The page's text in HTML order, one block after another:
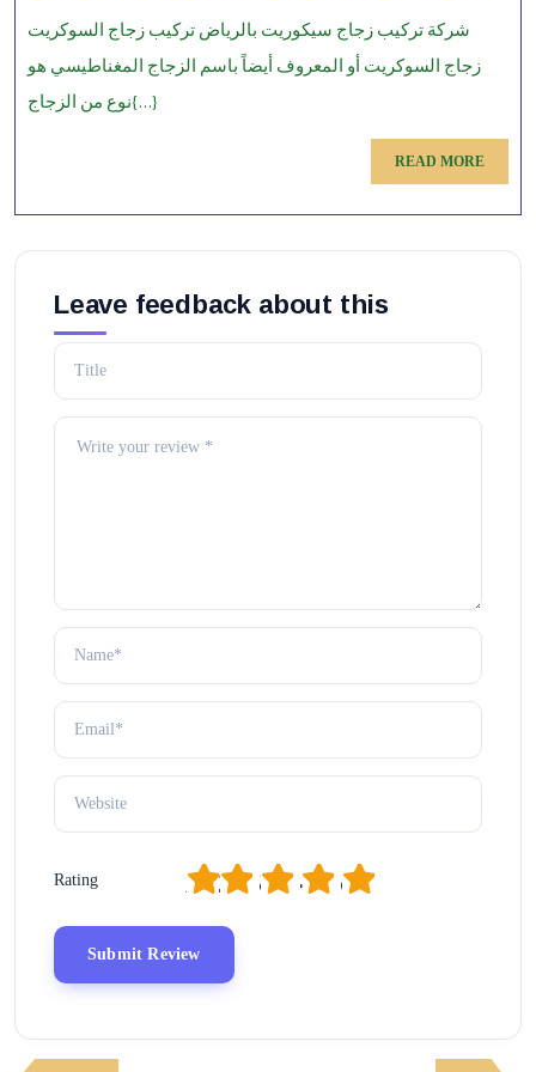
شركة تركيب زجاج سيكوريت بالرياض تركيب زجاج السوكريت
زجاج السوكريت أو المعروف أيضاً باسم الزجاج المغناطيسي هو
نوع من الزجاج{...}
READ MOREREAD
MORE
Leave feedback about this
Rating 5
4
3
2